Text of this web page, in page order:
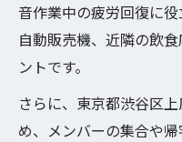
音作業中の疲労回復に
自動販売機、近隣の飲
ントです。
さらに、東京都渋谷区
め、メンバーの集合や